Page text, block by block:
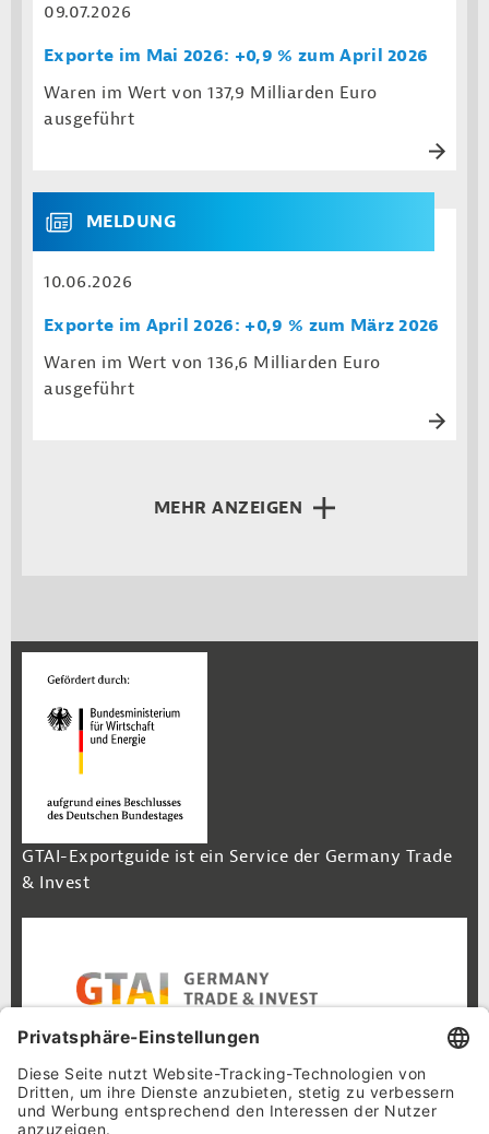
09.07.2026
Exporte im Mai 2026: +0,9 % zum April 2026
Waren im Wert von 137,9 Milliarden Euro
ausgeführt
MELDUNG
10.06.2026
Exporte im April 2026: +0,9 % zum März 2026
Waren im Wert von 136,6 Milliarden Euro
ausgeführt
MEHR ANZEIGEN
GTAI-Exportguide ist ein Service der Germany Trade
& Invest
Footer Navigation
Inhalt